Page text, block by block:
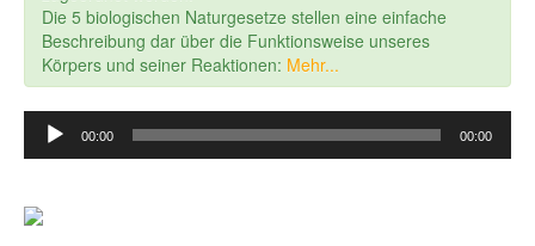
Die 5 biologischen Naturgesetze stellen eine einfache
Beschreibung dar über die Funktionsweise unseres
Körpers und seiner Reaktionen: Mehr...
Audio
Player
00:00 00:00